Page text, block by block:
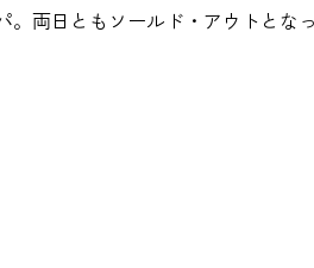
。両日ともソールド・アウトと